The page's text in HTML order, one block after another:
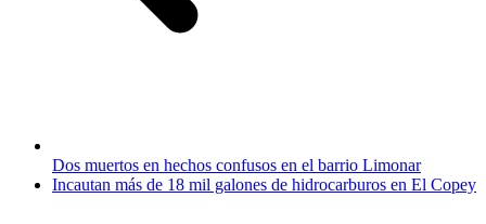
Dos muertos en hechos confusos en el barrio Limonar
Incautan más de 18 mil galones de hidrocarburos en El Copey